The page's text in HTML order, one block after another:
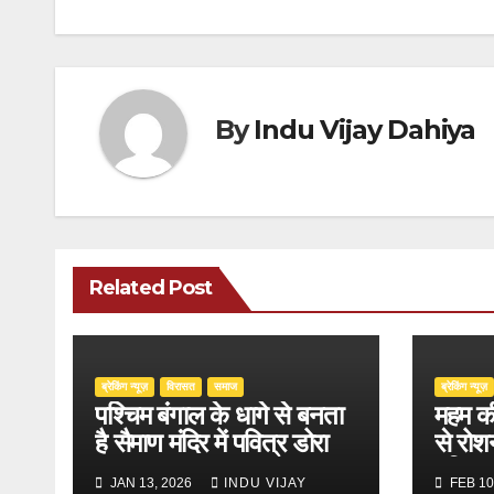
ByIndu Vijay Dahiya
Related Post
ब्रेकिंग न्यूज़ ‍‍विरासत समाज
पश्चिम बंगाल के धागे से बनता
है सैमाण मंदिर में पवित्र डोरा
JAN 13, 2026 INDU VIJAY
ब्रेकिंग न्यूज़
महम
से
दुनिया
FEB